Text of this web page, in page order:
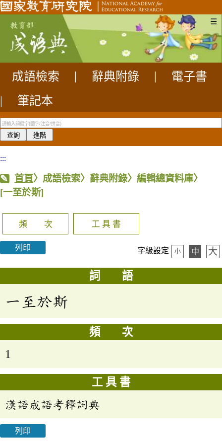
☰
成語檢索 辭典附錄
電子書
|
筆記本
:::
首頁〉成語檢索〉辭典附錄〉編輯總資料庫〉
[一至於斯]
頻 次 工 具 書
列印 字級設定 小 中 大
詞 語
一至於斯
頻 次
1
工 具 書
漢語成語考釋詞典
列印